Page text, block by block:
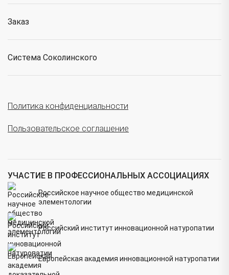
Заказ
Система Соколинского
Политика конфиденциальности
Пользовательское соглашение
УЧАСТИЕ В ПРОФЕССИОНАЛЬНЫХ АССОЦИАЦИЯХ
Российское научное общество медицинской
элементологии
Российский институт инновационной натуропатии
Европейская академия инновационной натуропатии